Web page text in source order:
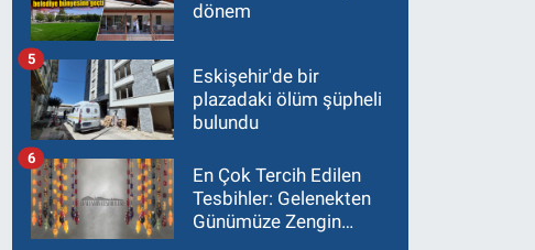
dönem
Eskişehir'de bir
plazadaki ölüm şüpheli
bulundu
5
En Çok Tercih Edilen
Tesbihler: Gelenekten
Günümüze Zengin
6